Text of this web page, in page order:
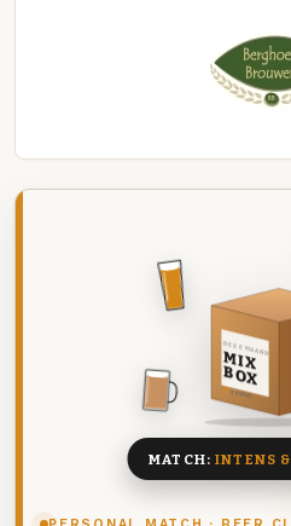
DEZE MAAND
MIX
BOX
8 BIEREN
MATCH:INTENS